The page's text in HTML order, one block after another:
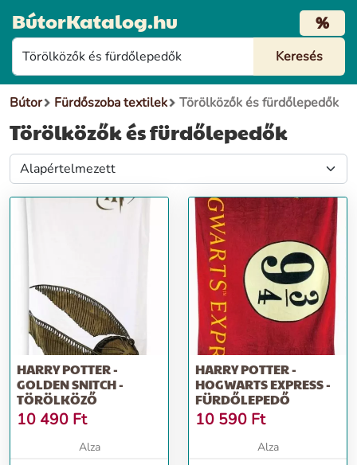
BútorKatalog.hu %
Bútor Fürdőszoba textilek Törölközők és fürdőlepedők
Törölközők és fürdőlepedők
HARRY POTTER -
GOLDEN SNITCH -
TÖRÖLKÖZŐ
10 490 Ft
Alza
HARRY POTTER -
HOGWARTS EXPRESS -
FÜRDŐLEPEDŐ
10 590 Ft
Alza